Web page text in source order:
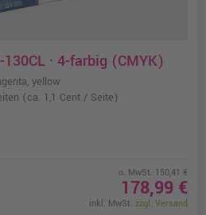
· 4-farbig (CMYK)
yellow
(ca. 1,1 Cent / Seite)
o. MwSt. 150,41 €
178,99 €
inkl. MwSt. zzgl. Versand